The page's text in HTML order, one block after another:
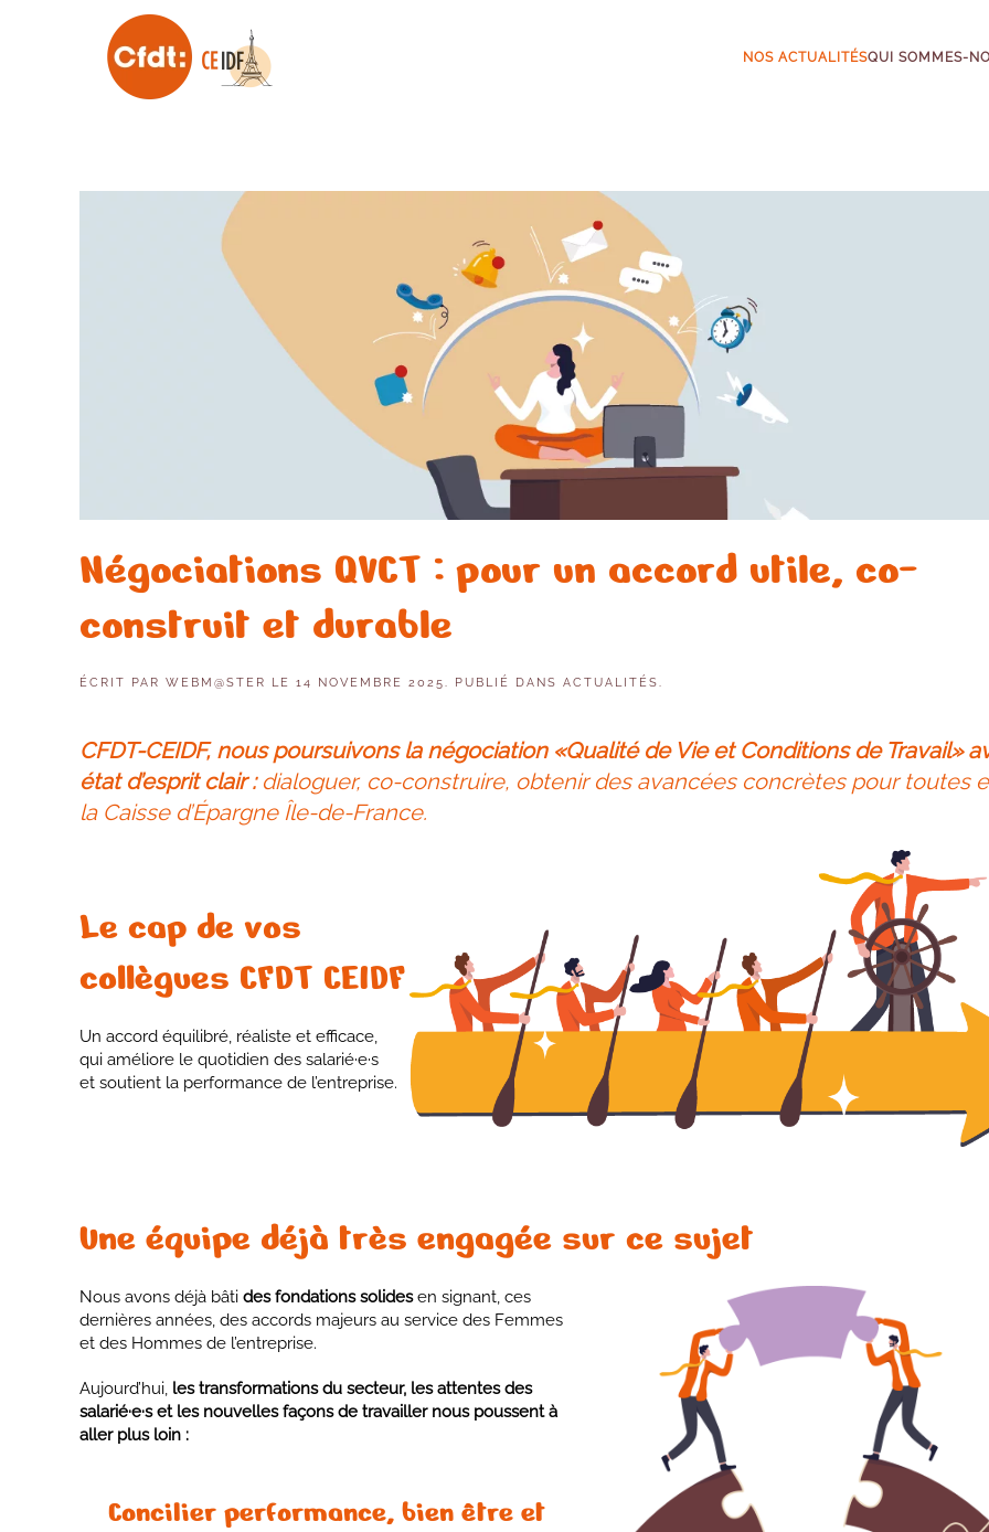
Skip to main content NOS ACTUALITÉSQUI SOMMES-
Négociations QVCT : pour un accord utile, co-
construit et durable
ÉCRIT PAR WEBM@STER LE 14 NOVEMBRE 2025. PUBLIÉ DANS ACTUALITÉS.
CFDT-CEIDF, nous poursuivons la négociation «Qualité de Vie et Conditions de Travail»
état d’esprit clair :dialoguer, co-construire, obtenir des avancées concrètes pour toutes
la Caisse d’Épargne Île-de-France.
Le cap de vos
collègues CFDT CEIDF
Un accord équilibré, réaliste et efficace,
qui améliore le quotidien des salarié·e·s
et soutient la performance de l’entreprise.
Une équipe déjà très engagée sur ce sujet
Nous avons déjà bâti des fondations solidesen signant, ces
dernières années, des accords majeurs au service des Femmes
et des Hommes de l’entreprise.
Aujourd’hui, les transformations du secteur, les attentes des
salarié·e·s et les nouvelles façons de travailler nous poussent à
aller plus loin :
Concilier performance, bien être et